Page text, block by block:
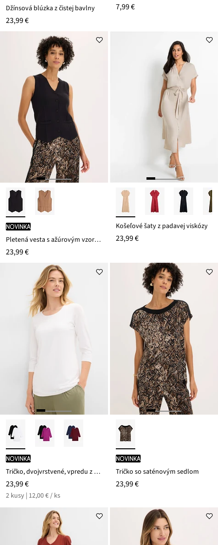
Džínsová blúzka z čistej bavlny
23,99 €
7,99 €
novinka
Pletená vesta s ažúrovým vzorom na chrbáte
23,99 €
Košeľové šaty z padavej viskózy
23,99 €
novinka
Tričko, dvojvrstvené, vpredu z mäkkého viskózového mixu (2 ks v balení)
23,99 €
2 kusy | 12,00 € / ks
novinka
Tričko so saténovým sedlom
23,99 €